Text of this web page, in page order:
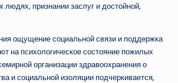
людях, признании заслуг и достойной,
ощущение социальной связи и поддержка
на психологическое состояние пожилых
организации здравоохранения о
и социальной изоляции подчеркивается,